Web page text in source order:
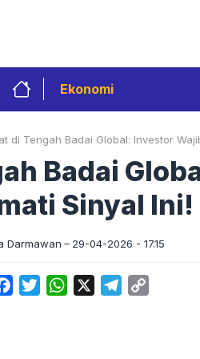
Ekonomi
di Tengah Badai Global: Investor
Badai
Sinyal Ini!
Darmawan 29-04-2026 - 17.15
FacebookTwitterWhatsApp Telegram